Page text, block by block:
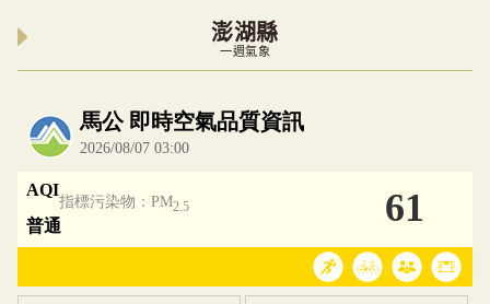
澎湖縣
一週氣象
內嵌空氣品質小工具為視覺預覽，完整即時空